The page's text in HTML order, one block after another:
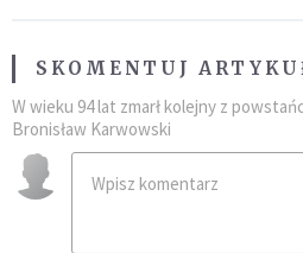
SKOMENTUJ
W wieku 94 lat zmarł kolejny z
Bronisław Karwowski